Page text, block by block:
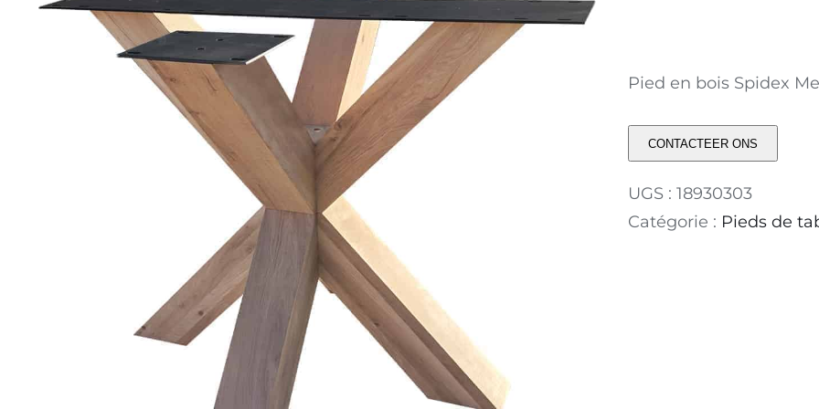
Pied en bois Spidex
CONTACTEER ONS
UGS : 18930303
Catégorie : Pieds de